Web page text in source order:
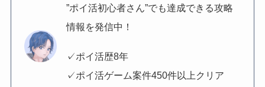
”ポイ活初心者さん”でも達成できる攻略
情報を発信中！
✓ポイ活歴8年
✓ポイ活ゲーム案件450件以上クリア